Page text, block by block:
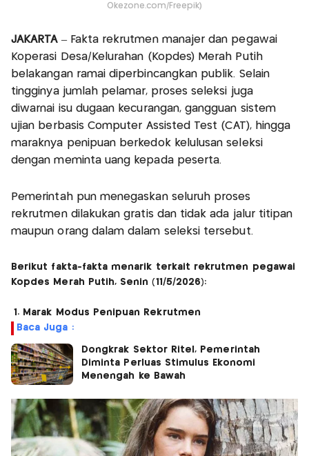
Okezone.com/Freepik)
JAKARTA– Fakta rekrutmen manajer dan pegawai
Koperasi Desa/Kelurahan (Kopdes) Merah Putih
belakangan ramai diperbincangkan publik. Selain
tingginya jumlah pelamar, proses seleksi juga
diwarnai isu dugaan kecurangan, gangguan sistem
ujian berbasis Computer Assisted Test (CAT), hingga
maraknya penipuan berkedok kelulusan seleksi
dengan meminta uang kepada peserta.
Pemerintah pun menegaskan seluruh proses
rekrutmen dilakukan gratis dan tidak ada jalur titipan
maupun orang dalam dalam seleksi tersebut.
Berikut fakta-fakta menarik terkait rekrutmen pegawai
Kopdes Merah Putih, Senin (11/5/2026):
1. Marak Modus Penipuan Rekrutmen
Baca Juga :
Dongkrak Sektor Ritel, Pemerintah
Diminta Perluas Stimulus Ekonomi
Menengah ke Bawah